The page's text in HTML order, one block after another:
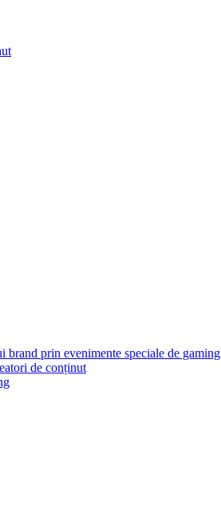
brand prin evenimente speciale de gaming
de conținut